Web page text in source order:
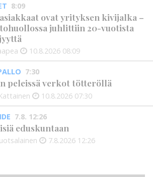
8:09
ovat yrityksen kivijalka –
juhlittiin 20-vuotista
10.8.2026 08:09
7:30
peleissä verkot tötteröllä
10.8.2026 07:30
7.8. 12:26
eduskuntaan
7.8.2026 12:26